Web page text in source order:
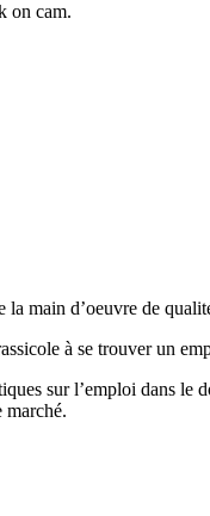
on cam.
la main d’oeuvre de
à se trouver un
sur l’emploi dans le
marché.